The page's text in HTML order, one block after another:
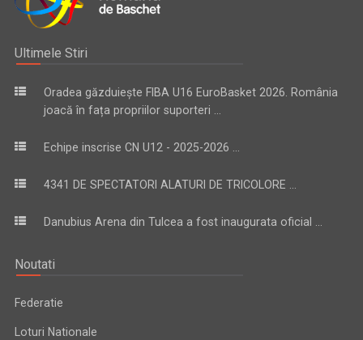
Ultimele Stiri
Oradea găzduiește FIBA U16 EuroBasket 2026. România
joacă în fața propriilor suporteri ...
Echipe inscrise CN U12 - 2025-2026 ...
4341 DE SPECTATORI ALATURI DE TRICOLORE ...
Danubius Arena din Tulcea a fost inaugurata oficial ...
Noutati
Federatie
Loturi Nationale